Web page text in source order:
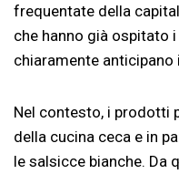
frequentate della
che hanno già ospitato i
chiaramente anticipano i
Nel contesto, i prodotti
della cucina ceca e in
le salsicce bianche. Da